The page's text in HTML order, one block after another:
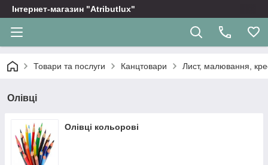
Інтернет-магазин "Atributlux"
Товари та послуги Канцтовари Лист, малювання,
Олівці
Олівці кольорові